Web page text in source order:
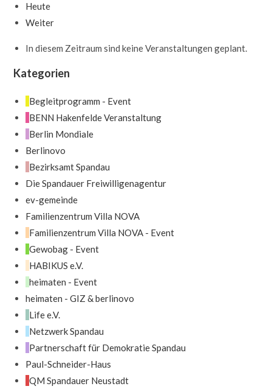
Heute
Weiter
In diesem Zeitraum sind keine Veranstaltungen geplant.
Kategorien
Begleitprogramm - Event
BENN Hakenfelde Veranstaltung
Berlin Mondiale
Berlinovo
Bezirksamt Spandau
Die Spandauer Freiwilligenagentur
ev-gemeinde
Familienzentrum Villa NOVA
Familienzentrum Villa NOVA - Event
Gewobag - Event
HABIKUS e.V.
heimaten - Event
heimaten - GIZ & berlinovo
Life e.V.
Netzwerk Spandau
Partnerschaft für Demokratie Spandau
Paul-Schneider-Haus
QM Spandauer Neustadt